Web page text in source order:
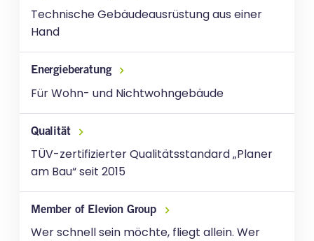
Technische Gebäudeausrüstung aus einer
Hand
Energieberatung
Für Wohn- und Nichtwohngebäude
Qualität
TÜV-zertifizierter Qualitätsstandard „Planer
am Bau“ seit 2015
Member of Elevion Group
Wer schnell sein möchte, fliegt allein. Wer